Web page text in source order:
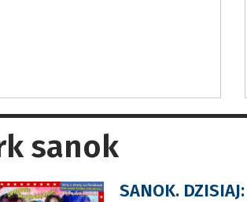
sanok
SANOK.